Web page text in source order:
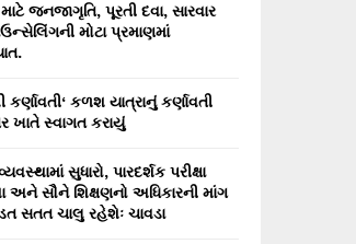
જનજાગૃતિ, પૂરતી દવા, સારવાર
મોટા પ્રમાણમાં
કર્ણાવતી‘ કળશ યાત્રાનું કર્ણાવતી
ખાતે સ્વાગત કરાયું
સુધારો, પારદર્શક પરીક્ષા
અને સૌને શિક્ષણનો અધિકારની માંગ
સતત ચાલુ રહેશેઃ ચાવડા